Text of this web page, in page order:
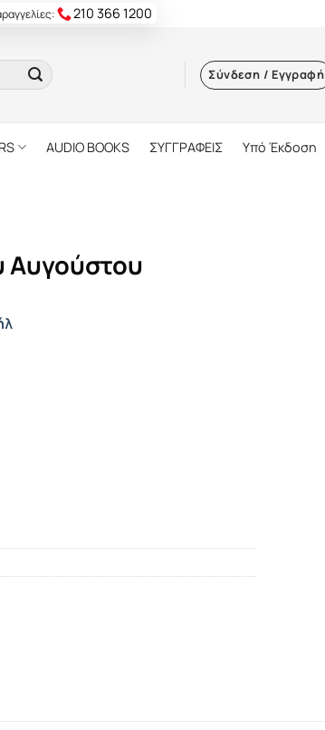
210 366 1200
Σύνδεση / Εγγραφή
AUDIO BOOKS ΣΥΓΓΡΑΦΕΙΣ Υπό Έκδοση
Αυγούστου